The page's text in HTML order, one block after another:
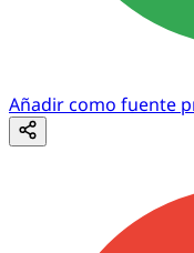
Añadir como fuente